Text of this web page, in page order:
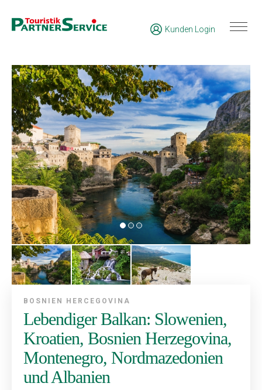
Kunden Login
BOSNIEN HERCEGOVINA
Lebendiger Balkan: Slowenien,
Kroatien, Bosnien Herzegovina,
Montenegro, Nordmazedonien
und Albanien